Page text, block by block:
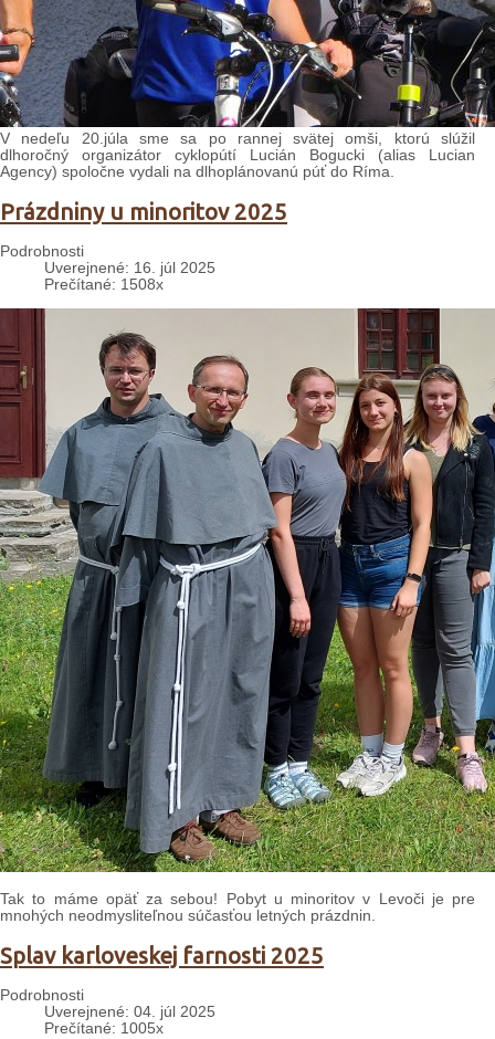
V nedeľu 20.júla sme sa po rannej svätej omši, ktorú slúžil
dlhoročný organizátor cyklopútí Lucián Bogucki (alias Lucian
Agency) spoločne vydali na dlhoplánovanú púť do Ríma.
Prázdniny u minoritov 2025
Podrobnosti
Uverejnené: 16. júl 2025
Prečítané: 1508x
Tak to máme opäť za sebou! Pobyt u minoritov v Levoči je pre
mnohých neodmysliteľnou súčasťou letných prázdnin.
Splav karloveskej farnosti 2025
Podrobnosti
Uverejnené: 04. júl 2025
Prečítané: 1005x